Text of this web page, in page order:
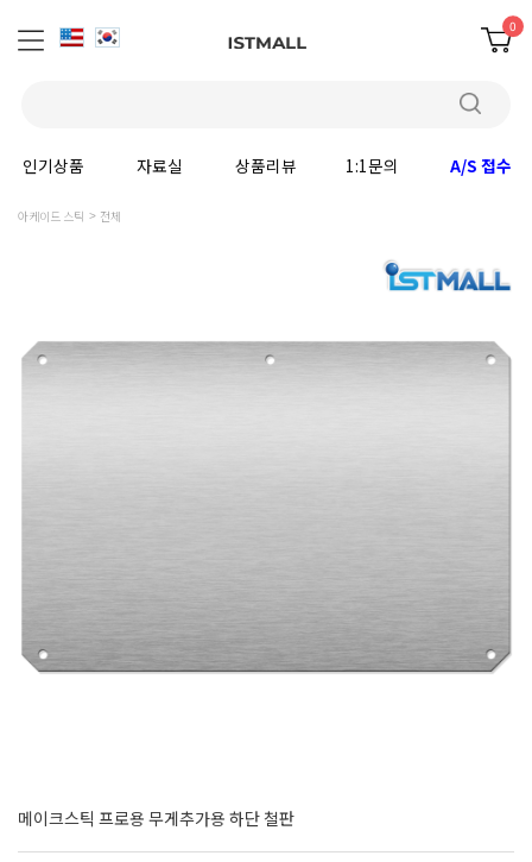
0
인기상품 자료실 상품리뷰 1:1문의 A/S 접수
아케이드 스틱 전체
메이크스틱 프로용 무게추가용 하단 철판